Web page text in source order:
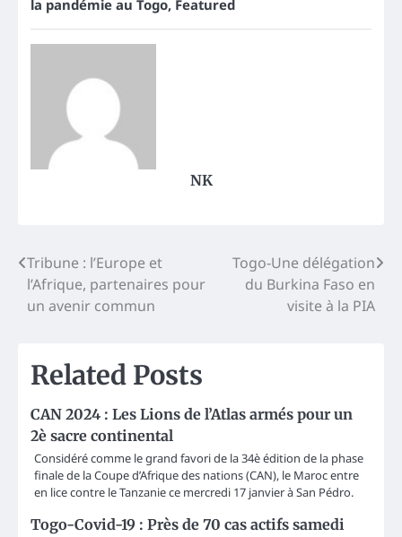
la pandémie au Togo, Featured
NK
Post
navigation
Tribune : l’Europe et
l’Afrique, partenaires pour
un avenir commun
Togo-Une délégation
du Burkina Faso en
visite à la PIA
Related Posts
CAN 2024 : Les Lions de l’Atlas armés pour un
2è sacre continental
Considéré comme le grand favori de la 34è édition de la phase
finale de la Coupe d’Afrique des nations (CAN), le Maroc entre
en lice contre le Tanzanie ce mercredi 17 janvier à San Pédro.
Togo-Covid-19 : Près de 70 cas actifs samedi